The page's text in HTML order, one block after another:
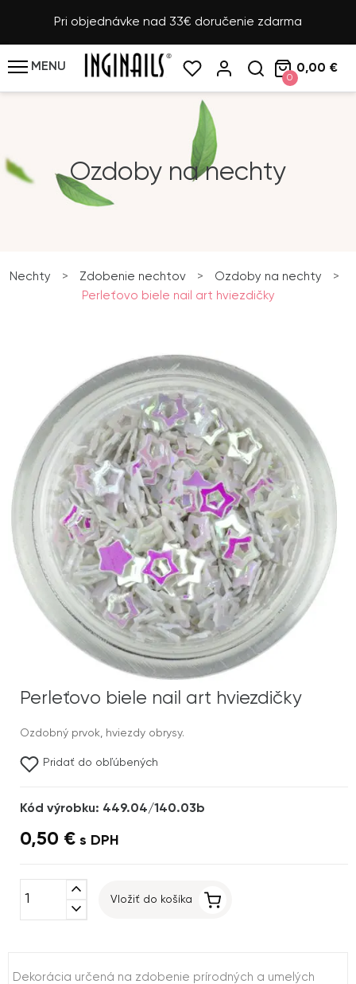
Pri objednávke nad 33€ doručenie zdarma
MENU
0
0,00 €
Ozdoby na nechty
Nechty > Zdobenie nechtov > Ozdoby na nechty
>
Perleťovo biele nail art hviezdičky
Perleťovo biele nail art hviezdičky
Ozdobný prvok, hviezdy obrysy.
Pridať do obľúbených
Kód výrobku: 449.04/140.03b
0,50 € s DPH
expand_less
expand_more
Vložiť do košíka
Dekorácia určená na zdobenie prírodných a umelých